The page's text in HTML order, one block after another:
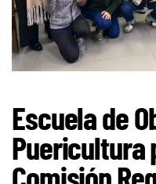
Escuela de
Puericultura